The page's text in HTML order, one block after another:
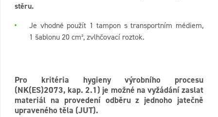
stěru.
Je vhodné použít 1 tampon s transportním médiem,
1 šablonu 20 cm², zvlhčovací roztok.
Pro kritéria hygieny výrobního procesu
(NK(ES)2073, kap. 2.1) je možné na vyžádání zaslat
materiál na provedení odběru z jednoho jatečně
upraveného těla (JUT).